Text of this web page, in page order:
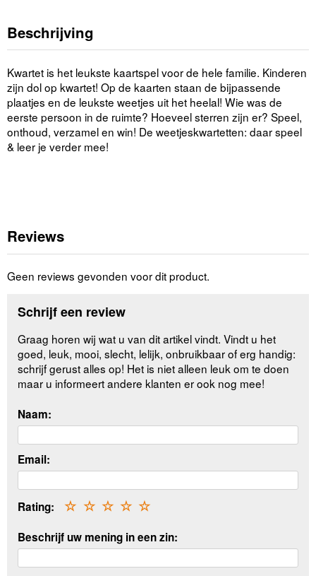
Beschrijving
Kwartet is het leukste kaartspel voor de hele familie. Kinderen
zijn dol op kwartet! Op de kaarten staan de bijpassende
plaatjes en de leukste weetjes uit het heelal! Wie was de
eerste persoon in de ruimte? Hoeveel sterren zijn er? Speel,
onthoud, verzamel en win! De weetjeskwartetten: daar speel
& leer je verder mee!
Reviews
Geen reviews gevonden voor dit product.
Schrijf een review
Graag horen wij wat u van dit artikel vindt. Vindt u het
goed, leuk, mooi, slecht, lelijk, onbruikbaar of erg handig:
schrijf gerust alles op! Het is niet alleen leuk om te doen
maar u informeert andere klanten er ook nog mee!
Naam:
Email:
Rating: ☆
☆
☆
☆
☆
Beschrijf uw mening in een zin: